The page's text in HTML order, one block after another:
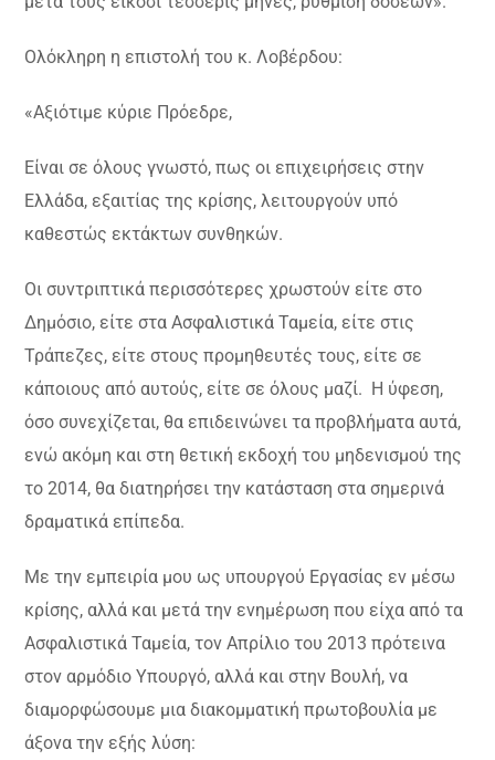
Ολόκληρη η επιστολή του κ. Λοβέρδου:
«Αξιότιμε κύριε Πρόεδρε,
Είναι σε όλους γνωστό, πως οι επιχειρήσεις στην
Ελλάδα, εξαιτίας της κρίσης, λειτουργούν υπό
καθεστώς εκτάκτων συνθηκών.
Οι συντριπτικά περισσότερες χρωστούν είτε στο
Δημόσιο, είτε στα Ασφαλιστικά Ταμεία, είτε στις
Τράπεζες, είτε στους προμηθευτές τους, είτε σε
κάποιους από αυτούς, είτε σε όλους μαζί. Η ύφεση,
όσο συνεχίζεται, θα επιδεινώνει τα προβλήματα αυτά,
ενώ ακόμη και στη θετική εκδοχή του μηδενισμού της
το 2014, θα διατηρήσει την κατάσταση στα σημερινά
δραματικά επίπεδα.
Με την εμπειρία μου ως υπουργού Εργασίας εν μέσω
κρίσης, αλλά και μετά την ενημέρωση που είχα από τα
Ασφαλιστικά Ταμεία, τον Απρίλιο του 2013 πρότεινα
στον αρμόδιο Υπουργό, αλλά και στην Βουλή, να
διαμορφώσουμε μια διακομματική πρωτοβουλία με
άξονα την εξής λύση: